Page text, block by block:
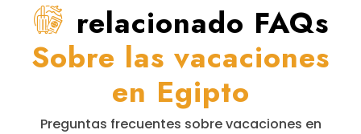
relacionado FAQs
Sobre las vacaciones
en Egipto
Preguntas frecuentes sobre vacaciones en